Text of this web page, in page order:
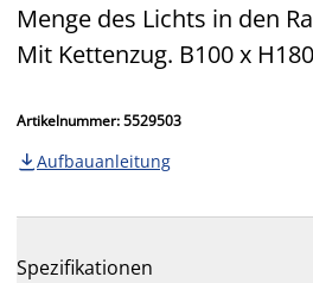
Menge des Lichts in den
Mit Kettenzug. B100 x
Artikelnummer: 5529503
 Aufbauanleitung
Spezifikationen